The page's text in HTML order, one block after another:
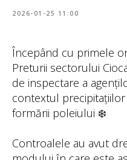
2026-01-25 11:00
Începând cu primele
Preturii sectorului
de inspectare a
contextul
formării poleiului ❄️
Controalele au avut